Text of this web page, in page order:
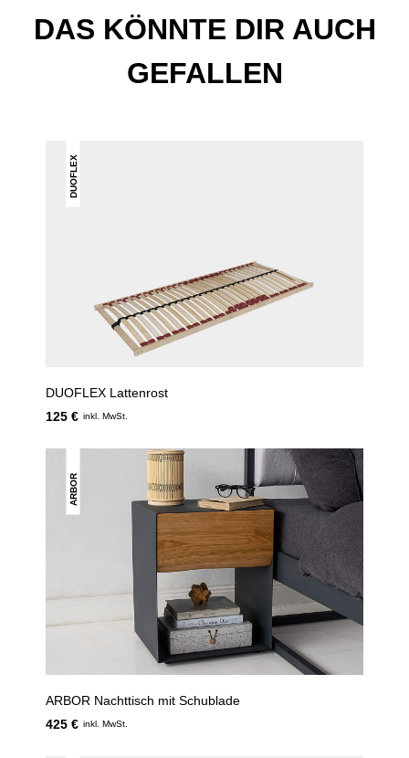
DAS KÖNNTE DIR AUCH
GEFALLEN
DUOFLEX
DUOFLEX Lattenrost
125 € inkl. MwSt.
ARBOR
ARBOR Nachttisch mit Schublade
425 € inkl. MwSt.